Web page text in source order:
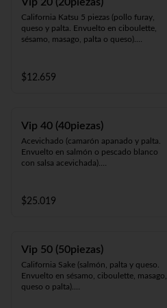
pollo y Frito en panko acompañado de
salsa teriyaki).
California Katsu 5 piezas (pollo furay,
queso y palta. Envuelto en ciboulette,
sésamo, masago, palta o queso).
palta).
Panko Ebi 10 piezas (camarón, queso y
$12.659
Vip 40 (40piezas)
Acevichado (camarón apanado y palta.
Envuelto en salmón o pescado blanco
con salsa acevichada).
almendras y nueces).
Panko Ebi (camarón ecuatoriano, queso y
sésamo, ciboulette, masago, queso o
palta).
$25.019
Vip 50 (50piezas)
California Sake (salmón, palta y queso.
Envuelto en sésamo, ciboulette, masago,
queso o palta).